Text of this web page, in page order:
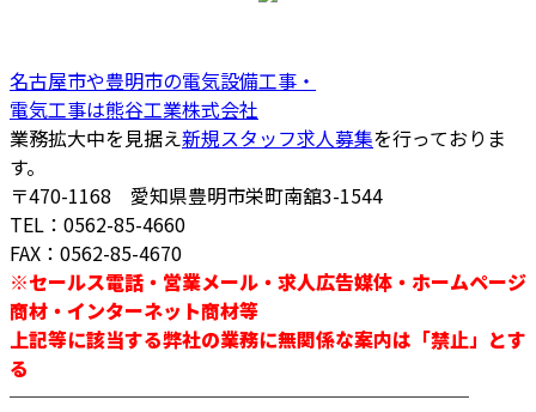
名古屋市や豊明市の電気設備工事・
電気工事は熊谷工業株式会社
業務拡大中を見据え新規スタッフ求人募集を行っておりま
す。
〒470-1168 愛知県豊明市栄町南舘3-1544
TEL：0562-85-4660
FAX：0562-85-4670
※セールス電話・営業メール・求人広告媒体・ホームページ
商材・インターネット商材等
上記等に該当する弊社の業務に無関係な案内は「禁止」とす
る
────────────────────────